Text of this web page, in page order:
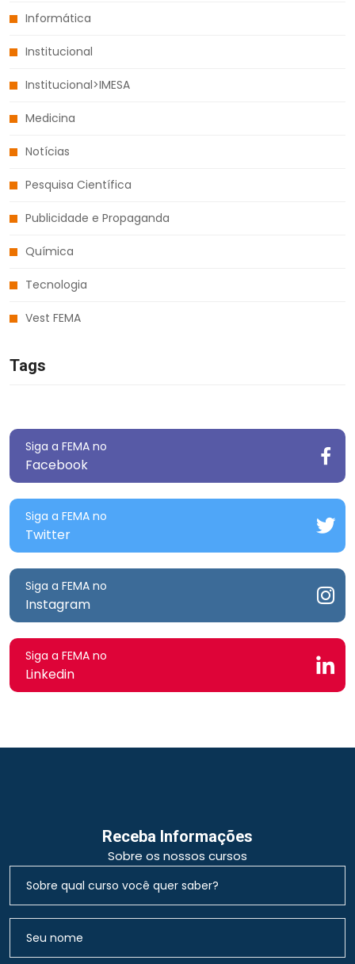
Informática
Institucional
Institucional>IMESA
Medicina
Notícias
Pesquisa Científica
Publicidade e Propaganda
Química
Tecnologia
Vest FEMA
Tags
Siga a FEMA no
Facebook
Siga a FEMA no
Twitter
Siga a FEMA no
Instagram
Siga a FEMA no
Linkedin
Receba Informações
Sobre os nossos cursos